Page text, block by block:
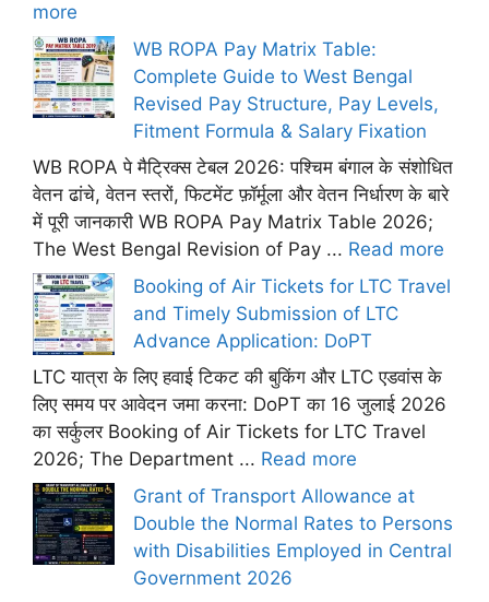
more
WB ROPA Pay Matrix Table:
Complete Guide to West Bengal
Revised Pay Structure, Pay Levels,
Fitment Formula & Salary Fixation
WB ROPA पे मैट्रिक्स टेबल 2026: पश्चिम बंगाल के संशोधित
वेतन ढांचे, वेतन स्तरों, फिटमेंट फ़ॉर्मूला और वेतन निर्धारण के बारे
में पूरी जानकारी WB ROPA Pay Matrix Table 2026;
The West Bengal Revision of Pay ... Read more
Booking of Air Tickets for LTC Travel
and Timely Submission of LTC
Advance Application: DoPT
LTC यात्रा के लिए हवाई टिकट की बुकिंग और LTC एडवांस के
लिए समय पर आवेदन जमा करना: DoPT का 16 जुलाई 2026
का सर्कुलर Booking of Air Tickets for LTC Travel
2026; The Department ... Read more
Grant of Transport Allowance at
Double the Normal Rates to Persons
with Disabilities Employed in Central
Government 2026